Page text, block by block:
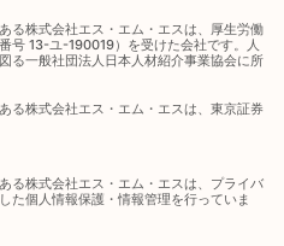
る株式会社エス・エム・エスは、厚生労働
号 13-ユ-190019）を受けた会社です。人
る一般社団法人日本人材紹介事業協会に所
る株式会社エス・エム・エスは、東京証券
る株式会社エス・エム・エスは、プライバ
た個人情報保護・情報管理を行っていま